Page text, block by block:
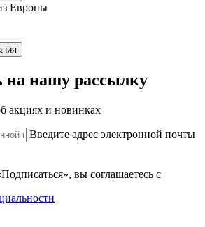
Европы
на нашу рассылку
акциях и новинках
Введите адрес электронной почты
вы соглашаетесь с